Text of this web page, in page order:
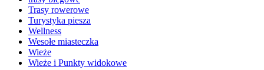
Trasy rowerowe
Turystyka piesza
Wellness
Wesołe miasteczka
Wieże
Wieże i Punkty widokowe